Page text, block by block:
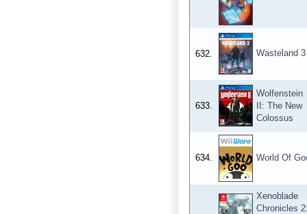
632. Wasteland 3
633.
Wolfenstein
II: The New
Colossus
634. World Of
Xenoblade
Chronicles